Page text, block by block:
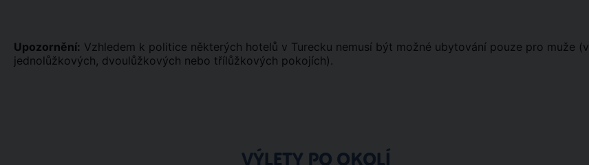
Upozornění: Vzhledem k politice některých hotelů v Turecku nemusí být možné ubytování pouze pro muže (v
jednolůžkových, dvoulůžkových nebo třílůžkových pokojích).
VÝLETY PO OKOLÍ